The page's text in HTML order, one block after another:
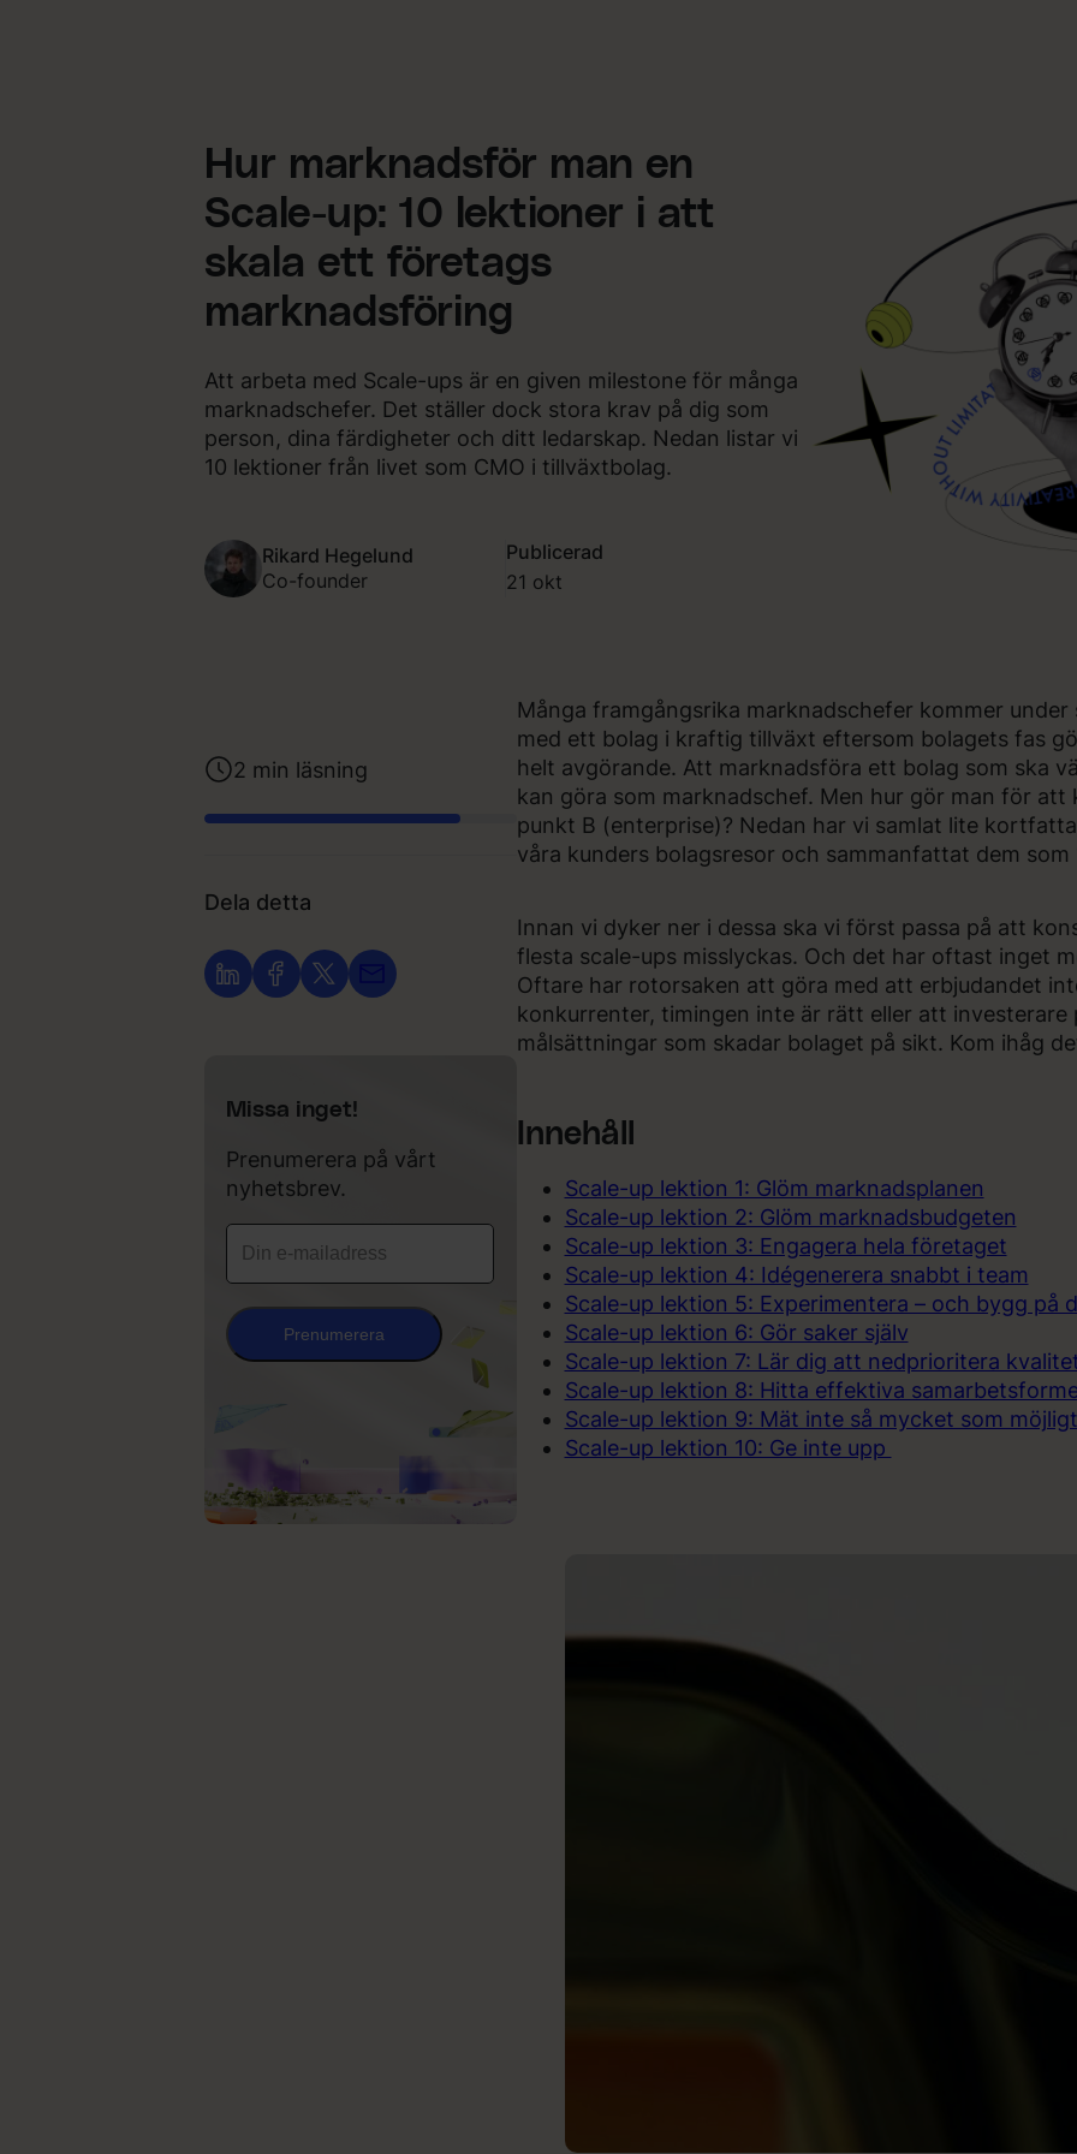
Hur marknadsför man en
Scale-up: 10 lektioner i att
skala ett företags
marknadsföring
Att arbeta med Scale-ups är en given milestone för många
marknadschefer. Det ställer dock stora krav på dig som
person, dina färdigheter och ditt ledarskap. Nedan listar vi
10 lektioner från livet som CMO i tillväxtbolag.
Rikard Hegelund
Co-founder
Publicerad
21 okt
2 min läsning
Dela detta
Missa inget!
Prenumerera på vårt
nyhetsbrev.
Prenumerera
Många framgångsrika marknadschefer kommer
med ett bolag i kraftig tillväxt eftersom bolagets fas
helt avgörande. Att marknadsföra ett bolag som ska
kan göra som marknadschef. Men hur gör man för
punkt B (enterprise)? Nedan har vi samlat lite
våra kunders bolagsresor och sammanfattat dem
Innan vi dyker ner i dessa ska vi först passa på att
flesta scale-ups misslyckas. Och det har oftast inget
Oftare har rotorsaken att göra med att erbjudandet
konkurrenter, timingen inte är rätt eller att
målsättningar som skadar bolaget på sikt. Kom ihåg
Innehåll
Scale-up lektion 1: Glöm marknadsplanen
Scale-up lektion 2: Glöm marknadsbudgeten
Scale-up lektion 3: Engagera hela företaget
Scale-up lektion 4: Idégenerera snabbt i team
Scale-up lektion 5: Experimentera – och bygg på
Scale-up lektion 6: Gör saker själv
Scale-up lektion 7: Lär dig att nedprioritera
Scale-up lektion 8: Hitta effektiva
Scale-up lektion 9: Mät inte så mycket som
Scale-up lektion 10: Ge inte upp